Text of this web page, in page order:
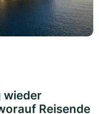
wieder
Reisende